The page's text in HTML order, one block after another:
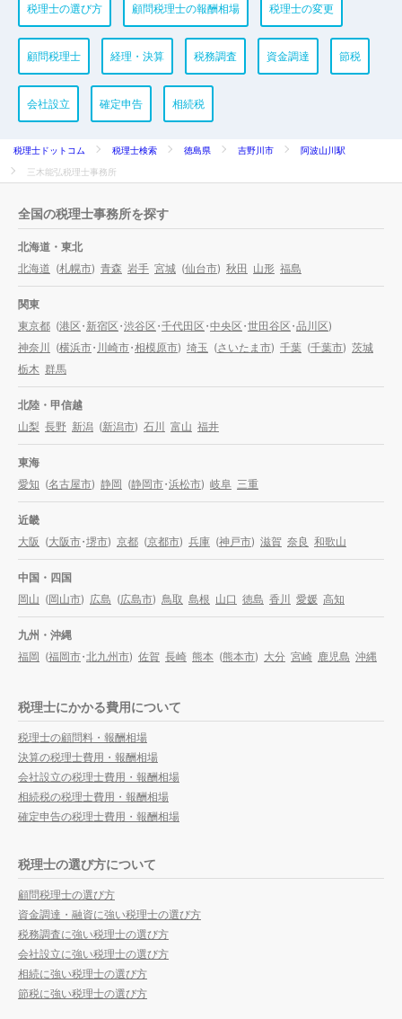
税理士の選び方 顧問税理士の報酬相場 税理士の変更
顧問税理士 経理・決算 税務調査 資金調達 節税
会社設立 確定申告 相続税
税理士ドットコム 税理士検索 徳島県 吉野川市
阿波山川駅
三木能弘税理士事務所
全国の税理士事務所を探す
北海道・東北
北海道 (札幌市) 青森 岩手 宮城 (仙台市) 秋田 山形 福島
関東
東京都 (港区・新宿区・渋谷区・千代田区・中央区・世田谷区・品川区)
神奈川 (横浜市・川崎市・相模原市) 埼玉 (さいたま市) 千葉 (千葉市) 茨城
栃木 群馬
北陸・甲信越
山梨 長野 新潟 (新潟市) 石川 富山 福井
東海
愛知 (名古屋市) 静岡 (静岡市・浜松市) 岐阜 三重
近畿
大阪 (大阪市・堺市) 京都 (京都市) 兵庫 (神戸市) 滋賀 奈良 和歌山
中国・四国
岡山 (岡山市) 広島 (広島市) 鳥取 島根 山口 徳島 香川 愛媛 高知
九州・沖縄
福岡 (福岡市・北九州市) 佐賀 長崎 熊本 (熊本市) 大分 宮崎 鹿児島 沖縄
税理士にかかる費用について
税理士の顧問料・報酬相場
決算の税理士費用・報酬相場
会社設立の税理士費用・報酬相場
相続税の税理士費用・報酬相場
確定申告の税理士費用・報酬相場
税理士の選び方について
顧問税理士の選び方
資金調達・融資に強い税理士の選び方
税務調査に強い税理士の選び方
会社設立に強い税理士の選び方
相続に強い税理士の選び方
節税に強い税理士の選び方